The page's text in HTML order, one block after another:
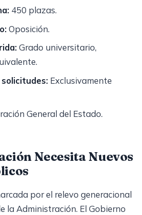
450 plazas.
Oposición.
Grado universitario,
Exclusivamente
General del Estado.
Necesita Nuevos
por el relevo generacional
la Administración. El Gobierno